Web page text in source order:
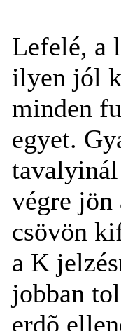
Lefelé, a
ilyen jól
minden
egyet.
tavalyinál
végre jön
csövön
a K
jobban
erdõ